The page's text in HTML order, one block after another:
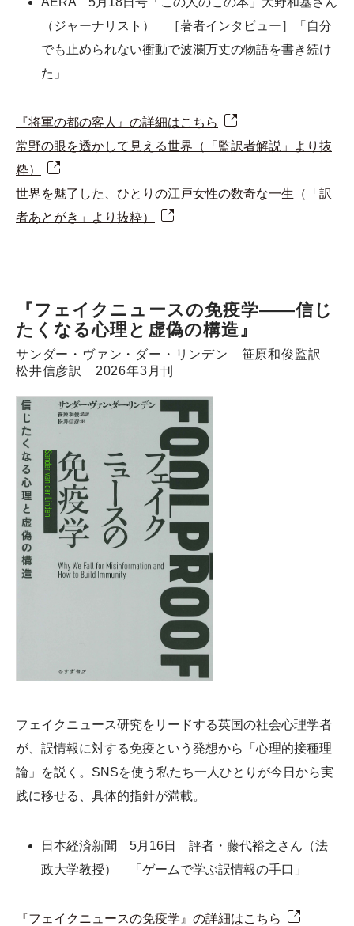
（ジャーナリスト） ［著者インタビュー］「自分
でも止められない衝動で波瀾万丈の物語を書き続け
た」
『将軍の都の客人』の詳細はこちら
常野の眼を透かして見える世界（「監訳者解説」より抜
粋）
世界を魅了した、ひとりの江戸女性の数奇な一生（「訳
者あとがき」より抜粋）
『フェイクニュースの免疫学――信じ
たくなる心理と虚偽の構造』
サンダー・ヴァン・ダー・リンデン 笹原和俊監訳
松井信彦訳 2026年3月刊
フェイクニュース研究をリードする英国の社会心理学者
が、誤情報に対する免疫という発想から「心理的接種理
論」を説く。SNSを使う私たち一人ひとりが今日から実
践に移せる、具体的指針が満載。
日本経済新聞 5月16日 評者・藤代裕之さん（法
政大学教授） 「ゲームで学ぶ誤情報の手口」
『フェイクニュースの免疫学』の詳細はこちら